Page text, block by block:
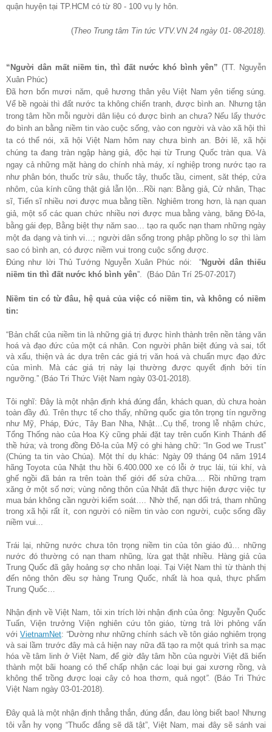
quận huyện tại TP.HCM có từ 80 - 100 vụ ly hôn.
(Theo Trung tâm Tin tức VTV.VN 24 ngày 01- 08-2018).
“Người dân mất niềm tin, thì đất nước khó bình yên” (TT. Nguyễn
Xuân Phúc)
Đã hơn bốn mươi năm, quê hương thân yêu Việt Nam yên tiếng súng.
Vể bề ngoài thì đất nước ta không chiến tranh, được bình an. Nhưng tận
trong tâm hồn mỗi người dân liệu có được bình an chưa? Nếu lấy thước
đo bình an bằng niềm tin vào cuộc sống, vào con người và vào xã hội thì
ta có thể nói, xã hội Việt Nam hôm nay chưa bình an. Bởi lẽ, xã hội
chúng ta đang tràn ngập hàng giả, độc hại từ Trung Quốc tràn qua. Và
ngay cả những mặt hàng do chính nhà máy, xí nghiệp trong nước tạo ra
như phân bón, thuốc trừ sâu, thuốc tây, thuốc tầu, ciment, săt thép, cửa
nhôm, của kính cũng thật giả lẫn lộn…Rồi nạn: Bằng giả, Cử nhân, Thạc
sĩ, Tiến sĩ nhiều nơi được mua bằng tiền. Nghiêm trong hơn, là nạn quan
giả, một số các quan chức nhiều nơi được mua bằng vàng, băng Đô-la,
bằng gái đẹp, Bằng biệt thự năm sao… tạo ra quốc nạn tham những ngày
một đa dạng và tinh vi…; người dân sống trong phập phồng lo sợ thì làm
sao có bình an, có được niềm vui trong cuộc sống được.
Đúng như lời Thủ Tướng Nguyễn Xuân Phúc nói: “Người dân thiếu
niềm tin thì đất nước khó bình yên”. (Báo Dân Trí 25-07-2017)
Niềm tin có từ đâu, hệ quả của việc có niềm tin, và không có niềm
tin:
“Bản chất của niềm tin là những giá trị được hình thành trên nền tảng văn
hoá và đạo đức của một cá nhân. Con người phân biệt đúng và sai, tốt
và xấu, thiện và ác dựa trên các giá trị văn hoá và chuẩn mực đạo đức
của mình. Mà các giá trị này lại thường được quyết định bởi tín
ngưỡng.” (Báo Tri Thức Việt Nam ngày 03-01-2018).
Tôi nghĩ: Đây là một nhận định khá đúng đắn, khách quan, dù chưa hoàn
toàn đầy đủ. Trên thực tế cho thấy, những quốc gia tôn trọng tín ngưỡng
như Mỹ, Pháp, Đức, Tây Ban Nha, Nhật…Cụ thể, trong lễ nhậm chức,
Tổng Thống nào của Hoa Kỳ cũng phải đặt tay trên cuốn Kinh Thánh để
thề hứa; và trong đồng Đô-la của Mỹ có ghi hàng chữ: “In God we Trust”
(Chúng ta tin vào Chúa). Một thí dụ khác: Ngày 09 tháng 04 năm 1914
hãng Toyota của Nhật thu hồi 6.400.000 xe có lỗi ở trục lái, túi khí, và
ghế ngồi đã bán ra trên toàn thế giới để sửa chữa.... Rồi những trạm
xăng ở một số nơi; vùng nông thôn của Nhật đã thực hiện được việc tự
mua bán không cần người kiểm soát…. Nhờ thế, nạn dối trá, tham nhũng
trong xã hội rất ít, con người có niềm tin vào con người, cuộc sống đầy
niềm vui...
Trái lại, những nước chưa tôn trọng niềm tin của tôn giáo đủ… những
nước đó thường có nạn tham nhũng, lừa gạt thật nhiều. Hàng giả của
Trung Quốc đã gây hoảng sợ cho nhân loại. Tại Việt Nam thì từ thành thị
đến nông thôn đều sợ hàng Trung Quốc, nhất là hoa quả, thực phẩm
Trung Quốc…
Nhận định về Việt Nam, tôi xin trích lời nhận định của ông: Nguyễn Quốc
Tuấn, Viện trưởng Viện nghiên cứu tôn giáo, từng trả lời phỏng vấn
vớiVietnamNet: “Dường như những chính sách về tôn giáo nghiêm trọng
và sai lầm trước đây mà cả hiện nay nữa đã tạo ra một quá trình sa mạc
hóa về tâm linh ở Việt Nam, để giờ đây tâm hồn của người Việt đã biến
thành một bãi hoang có thể chấp nhận các loại bụi gai xương rồng, và
không thể trồng được loại cây cỏ hoa thơm, quả ngọt”. (Báo Tri Thức
Việt Nam ngày 03-01-2018).
Đây quả là một nhận định thẳng thắn, đúng đắn, đau lòng biết bao! Nhưng
tôi vẫn hy vọng “Thuốc đắng sẽ dã tật”, Việt Nam, mai đây sẽ sánh vai